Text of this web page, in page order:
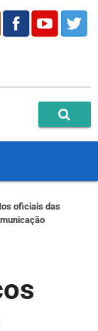
oficiais das